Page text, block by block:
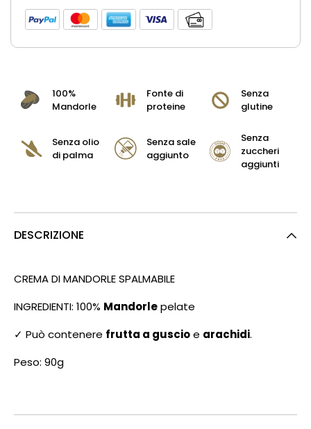
100%
Mandorle
Fonte di
proteine
Senza
glutine
Senza olio
di palma
Senza sale
aggiunto
Senza
zuccheri
aggiunti
DESCRIZIONE
CREMA DI MANDORLE SPALMABILE
INGREDIENTI: 100% Mandorlepelate
✓ Può contenere frutta a guscioe arachidi.
Peso: 90g